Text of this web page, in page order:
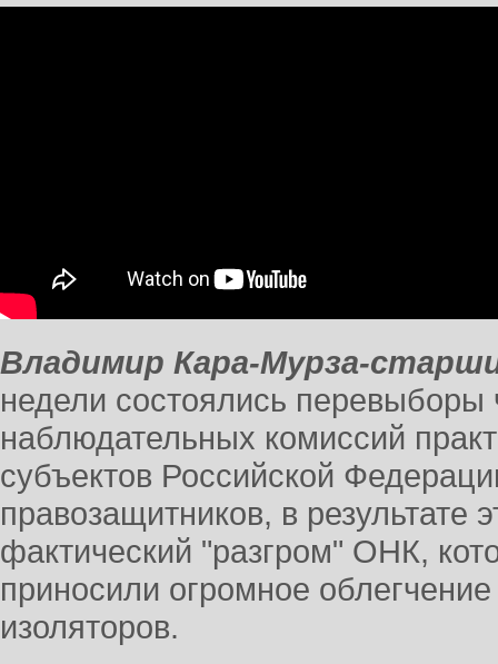
Владимир Кара-Мурза-
недели состоялись
наблюдательных комиссий
субъектов Российской
правозащитников, в результате
фактический "разгром" ОНК,
приносили огромное
изоляторов.